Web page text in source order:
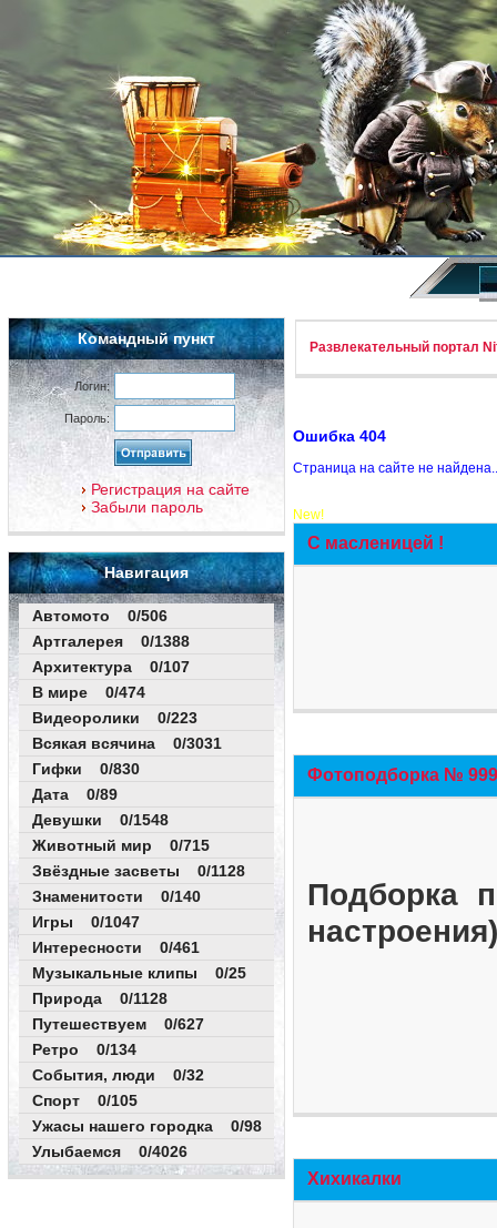
Командный пункт
Логин:
Пароль:
Регистрация на сайте
Забыли пароль
Навигация
Автомото 0/506
Артгалерея 0/1388
Архитектура 0/107
В мире 0/474
Видеоролики 0/223
Всякая всячина 0/3031
Гифки 0/830
Дата 0/89
Девушки 0/1548
Животный мир 0/715
Звёздные засветы 0/1128
Знаменитости 0/140
Игры 0/1047
Интересности 0/461
Музыкальные клипы 0/25
Природа 0/1128
Путешествуем 0/627
Ретро 0/134
События, люди 0/32
Спорт 0/105
Ужасы нашего городка 0/98
Улыбаемся 0/4026
Развлекательный портал
Ошибка 404
Страница на сайте не
New!
С масленицей !
Фотоподборка №
Подборка
Хихикалки